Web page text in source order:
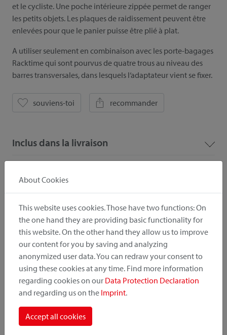
Choisissez votre couleur
noir
et le cycliste. Une poche intérieure zippée permet de ranger
les petits objets. Les plaques de raidissement peuvent être
enlevées pour que le panier puisse être plié à plat.
A utiliser seulement en combinaison avec les porte-bagages
Racktime qui sont pourvus de quatre trous au niveau des
barres transversales, dans lesquels l‘adaptateur vient se fixer.
souviens-toi recommander
Inclus dans la livraison
Tous les détails
About Cookies
This website uses cookies. Those have two functions: On
the one hand they are providing basic functionality for
this website. On the other hand they allow us to improve
our content for you by saving and analyzing
anonymized user data. You can redraw your consent to
using these cookies at any time. Find more information
regarding cookies on our Data Protection Declaration
and regarding us on the Imprint.
Accept all cookies